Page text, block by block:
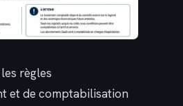
règles
et de comptabilisation